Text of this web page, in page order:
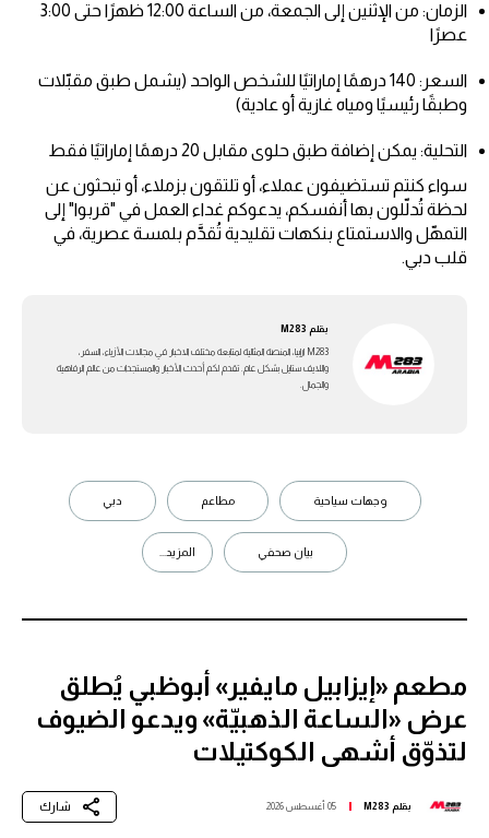
الزمان: من الإثنين إلى الجمعة، من الساعة 12:00 ظهرًا حتى 3:00
عصرًا
السعر: 140 درهمًا إماراتيًا للشخص الواحد (يشمل طبق مقبّلات
وطبقًا رئيسيًا ومياه غازية أو عادية)
التحلية: يمكن إضافة طبق حلوى مقابل 20 درهمًا إماراتيًا فقط
سواء كنتم تستضيفون عملاء، أو تلتقون بزملاء، أو تبحثون عن
لحظة تُدلّلون بها أنفسكم، يدعوكم غداء العمل في "قربوا" إلى
التمهّل والاستمتاع بنكهات تقليدية تُقدَّم بلمسة عصرية، في
قلب دبي.
بقلم M283
M283 ارابيا، المنصة المثالية لمتابعة مختلف الاخبار في مجالات الأزياء، السفر،
واللايف ستايل بشكل عام. تقدم لكم أحدث الأخبار والمستجدات من عالم الرفاهية
والجمال.
وجهات سياحية مطاعم دبي
بيان صحفي المزيد...
مطعم «إيزابيل مايفير» أبوظبي يُطلق
عرض «الساعة الذهبيّة» ويدعو الضيوف
لتذوّق أشهى الكوكتيلات
بقلم M283 05 أغسطس 2026 شارك